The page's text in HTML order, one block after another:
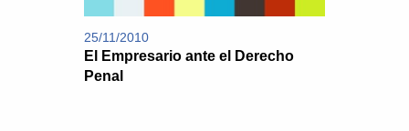
25/11/2010
El Empresario ante el Derecho
Penal